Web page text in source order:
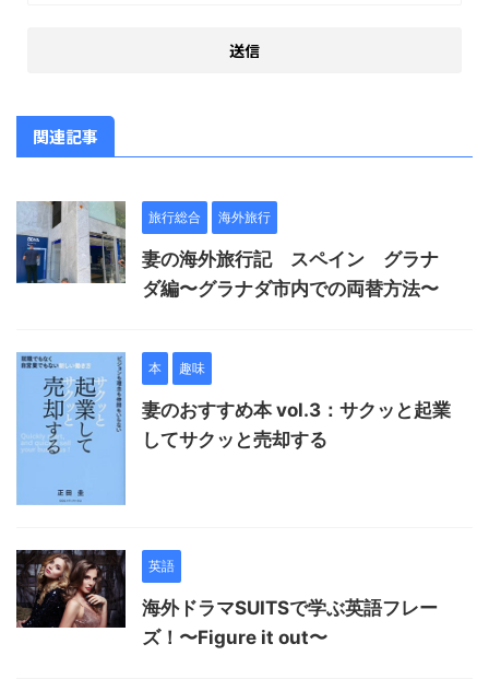
関連記事
旅行総合 海外旅行
妻の海外旅行記 スペイン グラナ
ダ編〜グラナダ市内での両替方法〜
本 趣味
妻のおすすめ本 vol.3：サクッと起業
してサクッと売却する
英語
海外ドラマSUITSで学ぶ英語フレー
ズ！〜Figure it out〜